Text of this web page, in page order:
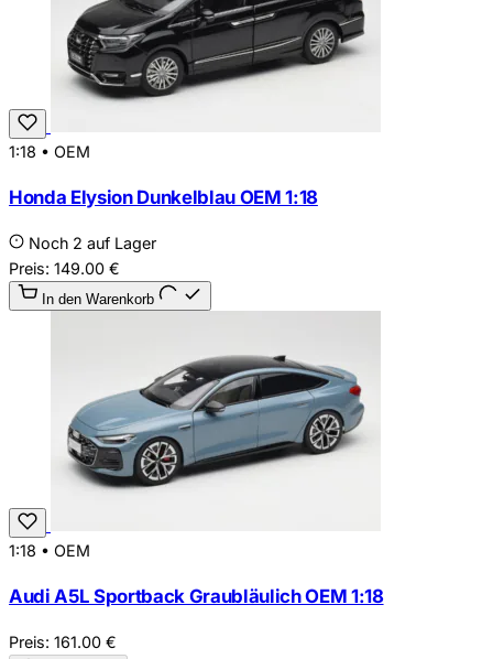
1:18 • OEM
Honda Elysion Dunkelblau OEM 1:18
Noch 2 auf Lager
Preis: 149.00 €
In den Warenkorb
1:18 • OEM
Audi A5L Sportback Graubläulich OEM 1:18
Preis: 161.00 €